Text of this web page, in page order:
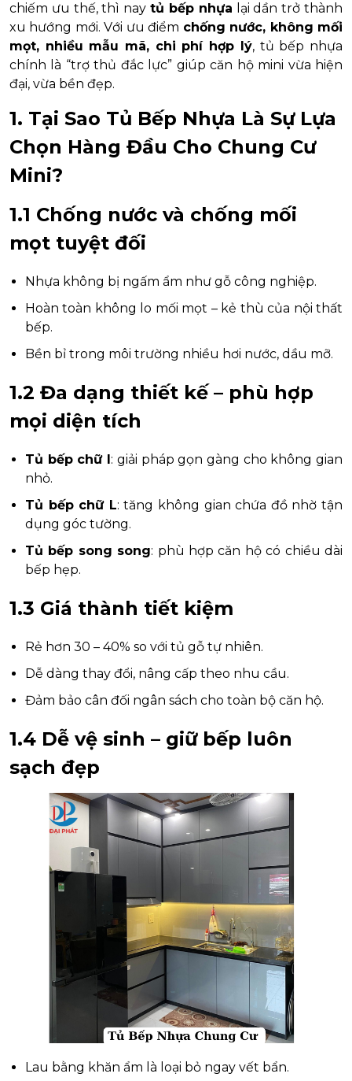
chiếm ưu thế, thì naytủ bếp nhựa lại dần trở thành
xu hướng mới. Với ưu điểm chống nước, không mối
mọt, nhiều mẫu mã, chi phí hợp lý, tủ bếp nhựa
chính là “trợ thủ đắc lực” giúp căn hộ mini vừa hiện
đại, vừa bền đẹp.
1. Tại Sao Tủ Bếp Nhựa Là Sự Lựa
Chọn Hàng Đầu Cho Chung Cư
Mini?
1.1 Chống nước và chống mối
mọt tuyệt đối
Nhựa không bị ngấm ẩm như gỗ công nghiệp.
Hoàn toàn không lo mối mọt – kẻ thù của nội thất
bếp.
Bền bỉ trong môi trường nhiều hơi nước, dầu mỡ.
1.2 Đa dạng thiết kế – phù hợp
mọi diện tích
Tủ bếp chữ I : giải pháp gọn gàng cho không gian
nhỏ.
Tủ bếp chữ L: tăng không gian chứa đồ nhờ tận
dụng góc tường.
Tủ bếp song song: phù hợp căn hộ có chiều dài
bếp hẹp.
1.3 Giá thành tiết kiệm
Rẻ hơn 30 – 40% so với tủ gỗ tự nhiên.
Dễ dàng thay đổi, nâng cấp theo nhu cầu.
Đảm bảo cân đối ngân sách cho toàn bộ căn hộ.
1.4 Dễ vệ sinh – giữ bếp luôn
sạch đẹp
Lau bằng khăn ẩm là loại bỏ ngay vết bẩn.